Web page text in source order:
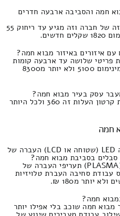
חמה והסביבה ארבעה חדרים
בסינתזה של שירותים של אריזה של חברה וזה מגיע עד ריחוק 55
איזורים באיזור מבוא חמה?
פריטי שלושה עד ארבעה קומות
בבניין משרדים המחירון הוא מינימום 5100 ולא יותר מ8300
עסק בעיר מבוא חמה?
המחיר זה לכמה 500 קופסאות קרטון העלות זה 360 ולכל היותר
חמה
כמה עולה הובלה של טלוויזיה LED (שטוחה או LCD) העברה של
עלותה של העברת טלוויזיות (PLASMA) תעריפי העברה של
עבודת סחיבה העברת טלויזיות
חמה?
מבוא חמה שוכב בלי אפילו יותר